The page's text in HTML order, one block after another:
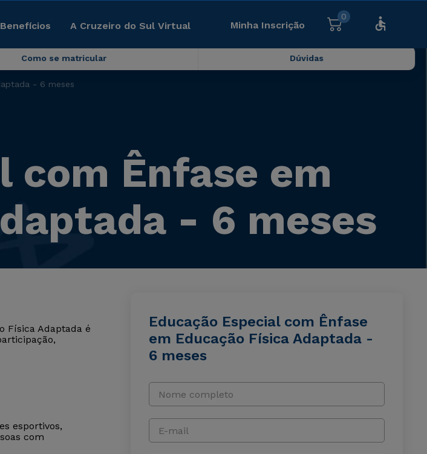
Benefícios A Cruzeiro do Sul Virtual Minha Inscrição
0
Como se matricular Dúvidas
- 6 meses
com Ênfase em
- 6 meses
Física Adaptada é
esportivos,
com
Educação Especial com Ênfase
em Educação Física Adaptada -
6 meses
Nome completo
E-mail